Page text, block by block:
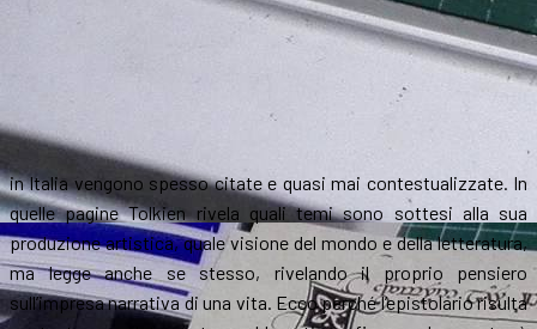
in Italia vengono spesso citate e quasi mai contestualizzate. In
quelle pagine Tolkien rivela quali temi sono sottesi alla sua
produzione artistica, quale visione del mondo e della letteratura,
ma legge anche se stesso, rivelando il proprio pensiero
sull’impresa narrativa di una vita. Ecco perché l’epistolario risulta